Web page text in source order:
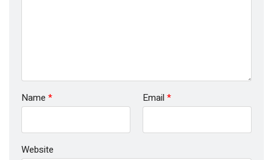
Name * Email *
Website